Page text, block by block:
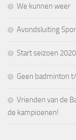
We kunnen weer
Avondsluiting
Start seizoen
Geen badminton
Vrienden van de
de kampioenen!